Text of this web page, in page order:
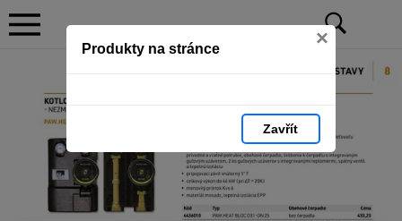
Produkty na stránce ×
Zavřít